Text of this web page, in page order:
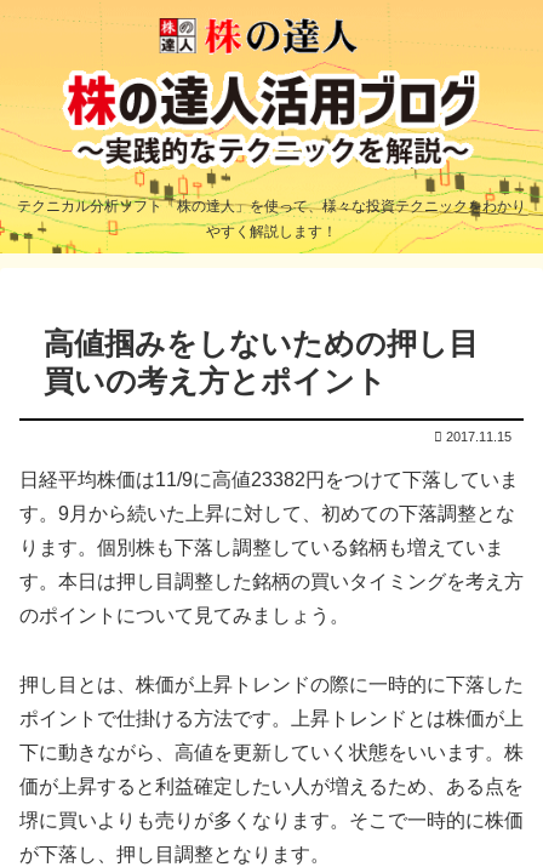
テクニカル分析ソフト「株の達人」を使って、様々な投資テクニックをわかり
やすく解説します！
高値掴みをしないための押し目
買いの考え方とポイント
2017.11.15
日経平均株価は11/9に高値23382円をつけて下落していま
す。9月から続いた上昇に対して、初めての下落調整とな
ります。個別株も下落し調整している銘柄も増えていま
す。本日は押し目調整した銘柄の買いタイミングを考え方
のポイントについて見てみましょう。
押し目とは、株価が上昇トレンドの際に一時的に下落した
ポイントで仕掛ける方法です。上昇トレンドとは株価が上
下に動きながら、高値を更新していく状態をいいます。株
価が上昇すると利益確定したい人が増えるため、ある点を
堺に買いよりも売りが多くなります。そこで一時的に株価
が下落し、押し目調整となります。